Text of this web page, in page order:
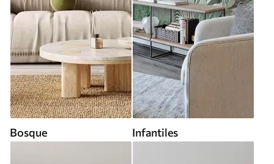
Bosque Infantiles